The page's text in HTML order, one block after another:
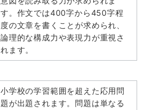
す。作文では400字から450字程
度の文章を書くことが求められ、
論理的な構成力や表現力が重視さ
れます。
小学校の学習範囲を超えた応用問
題が出題されます。問題は単なる